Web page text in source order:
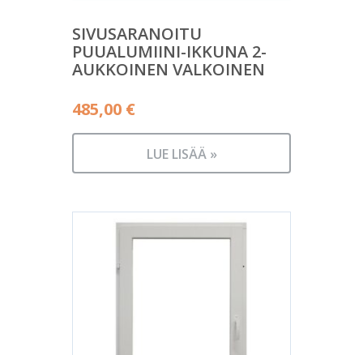
SIVUSARANOITU
PUUALUMIINI-IKKUNA 2-
AUKKOINEN VALKOINEN
485,00 €
LUE LISÄÄ »